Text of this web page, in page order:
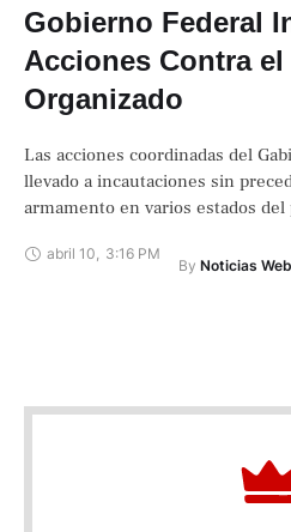
Gobierno Federal
Acciones Contra el
Organizado
Las acciones coordinadas del
llevado a incautaciones sin
armamento en varios estados del
abril 10, 3:16 PM
By Noticias Web